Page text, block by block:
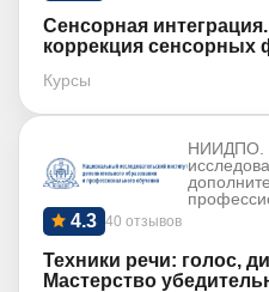
Сенсорная
коррекция сенсорных
Курсы
НИИДПО.
40 отзывов
4.3
Техники речи: голос,
Мастерство